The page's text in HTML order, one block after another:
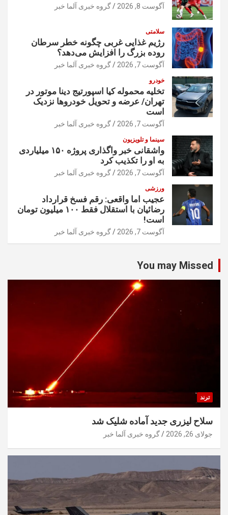
آگوست 8, 2026 گروه خبری آلما خبر
سلامتی
رژیم غذایی غربی چگونه خطر سرطان
روده بزرگ را افزایش می‌دهد؟
آگوست 7, 2026 گروه خبری آلما خبر
خودرو
تخلیه محموله کیا اسپورتیج دینا موتور در
تهران/ عرضه و تحویل خودروها نزدیک
است
آگوست 7, 2026 گروه خبری آلما خبر
سینما و تلویزیون
واشقانی خبر واگذاری پروژه ۱۵۰ میلیاردی
به او را تکذیب کرد
آگوست 7, 2026 گروه خبری آلما خبر
ورزشی
عجیب اما واقعی: رقم فسخ قرارداد
رضائیان با استقلال فقط ۱۰۰ میلیون تومان
است!
آگوست 7, 2026 گروه خبری آلما خبر
You may Missed
ترند
سلاح لیزری جدید آماده شلیک شد
جولای 26, 2026 گروه خبری آلما خبر